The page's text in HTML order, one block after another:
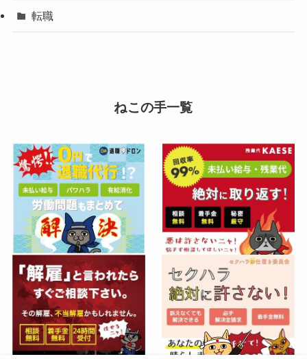
転職
ねこの手一覧